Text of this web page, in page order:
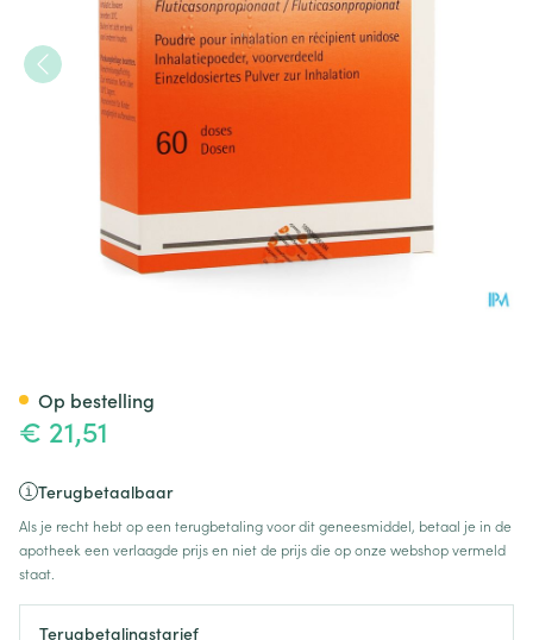
€ 21,51
Terugbetaalbaar
Als je recht hebt op een terugbetaling voor dit geneesmiddel, betaal je in de
apotheek een verlaagde prijs en niet de prijs die op onze webshop vermeld
staat.
Terugbetalingstarief
Op bestelling